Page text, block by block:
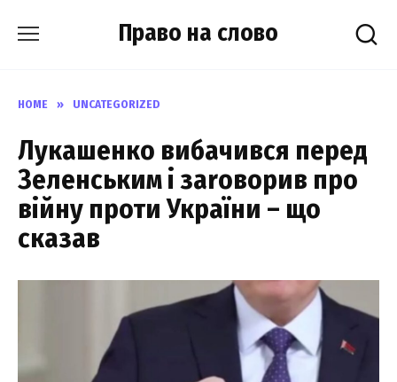
Право на слово
HOME » UNCATEGORIZED
Лукашенко вибачився перед
Зеленським і заrоворив про
війну проти України – що
сказав